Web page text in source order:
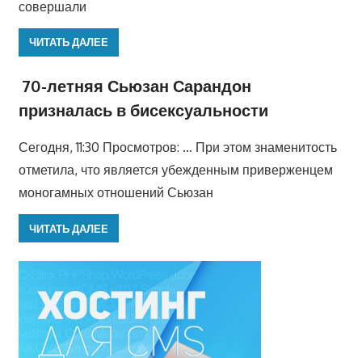
совершали
ЧИТАТЬ ДАЛЕЕ
70-летняя Сьюзан Сарандон
призналась в бисексуальности
Сегодня, 11:30 Просмотров: … При этом знаменитость
отметила, что является убежденным приверженцем
моногамных отношений Сьюзан
ЧИТАТЬ ДАЛЕЕ